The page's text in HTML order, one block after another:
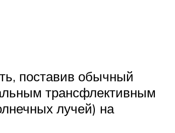
поставив обычный
трансфлективным
лучей) на